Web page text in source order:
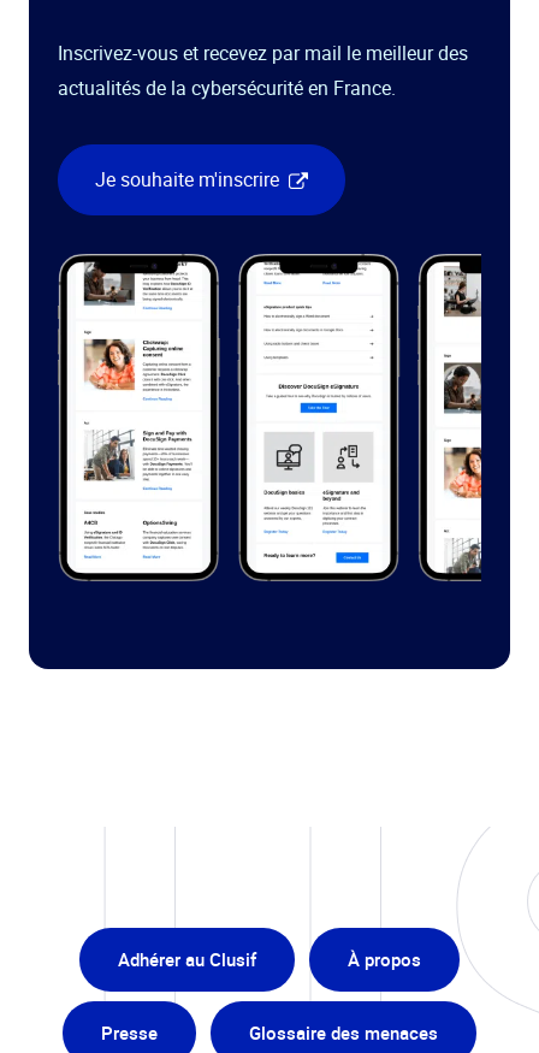
Inscrivez-vous et recevez par mail le meilleur des
actualités de la cybersécurité en France.
Je souhaite m'inscrire
Adhérer au Clusif À propos
Presse Glossaire des menaces